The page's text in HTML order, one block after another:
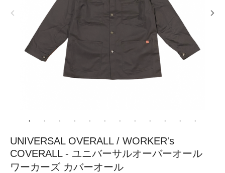
UNIVERSAL OVERALL / WORKER's
COVERALL - ユニバーサルオーバーオール
ワーカーズ カバーオール